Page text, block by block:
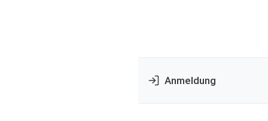
Anmeldung